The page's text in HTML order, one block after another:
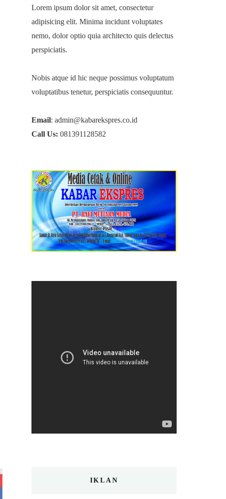
Lorem ipsum dolor sit amet, consectetur
adipisicing elit. Minima incidunt voluptates
nemo, dolor optio quia architecto quis delectus
perspiciatis.
Nobis atque id hic neque possimus voluptatum
voluptatibus tenetur, perspiciatis consequuntur.
Email: admin@kabarekspres.co.id
Call Us: 081391128582
IKLAN